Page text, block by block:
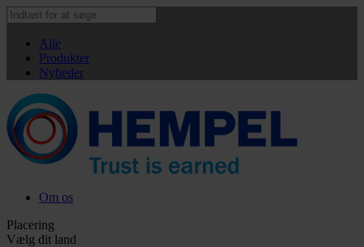
Alle
Produkter
Nyheder
Om os
Placering
Vælg dit land